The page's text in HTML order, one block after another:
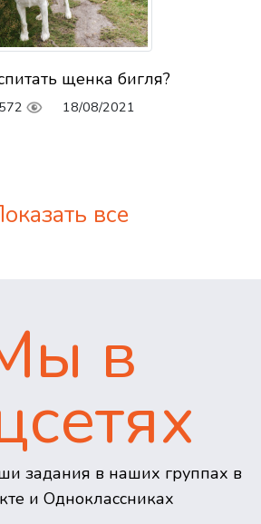
щенка бигля?
18/08/2021
все
в
задания в наших группах в
и Одноклассниках